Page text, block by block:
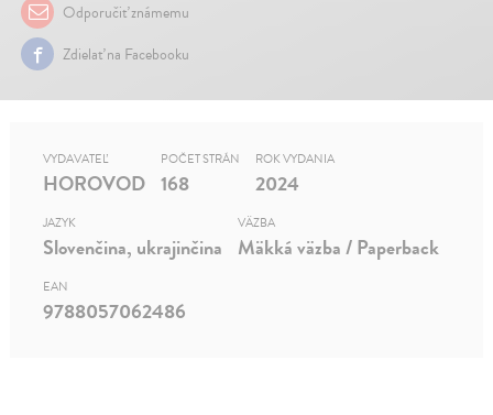
Odporučiť známemu
Zdielať na Facebooku
VYDAVATEĽ
HOROVOD
POČET STRÁN
168
ROK VYDANIA
2024
JAZYK
Slovenčina, ukrajinčina
VÄZBA
Mäkká väzba / Paperback
EAN
9788057062486